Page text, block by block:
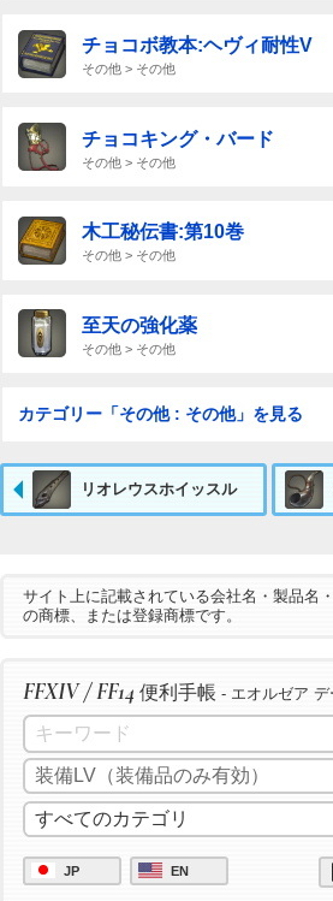
チョコボ教本:ヘヴィ耐性V
その他 > その他
チョコキング・バード
その他 > その他
木工秘伝書:第10巻
その他 > その他
至天の強化薬
その他 > その他
カテゴリー「その他 : その他」を見る
リオレウスホイッスル
サイト上に記載されている会社名・製品名
の商標、または登録商標です。
FFXIV / FF14 便利手帳 - エオルゼア デ
JP EN